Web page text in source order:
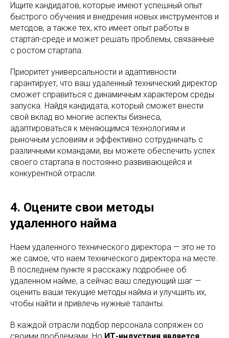
Ищите кандидатов, которые имеют успешный опыт
быстрого обучения и внедрения новых инструментов и
методов, а также тех, кто имеет опыт работы в
стартап-среде и может решать проблемы, связанные
с ростом стартапа.
Приоритет универсальности и адаптивности
гарантирует, что ваш удаленный технический директор
сможет справиться с динамичным характером среды
запуска. Найдя кандидата, который сможет внести
свой вклад во многие аспекты бизнеса,
адаптироваться к меняющимся технологиям и
рыночным условиям и эффективно сотрудничать с
различными командами, вы можете обеспечить успех
своего стартапа в постоянно развивающейся и
конкурентной отрасли.
4. Оцените свои методы
удаленного найма
Наем удаленного технического директора — это не то
же самое, что наем технического директора на месте.
В последнем пункте я расскажу подробнее об
удаленном найме, а сейчас ваш следующий шаг —
оценить ваши текущие методы найма и улучшить их,
чтобы найти и привлечь нужные таланты.
В каждой отрасли подбор персонала сопряжен со